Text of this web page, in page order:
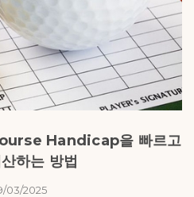
Handicap을 빠르고
하는 방법
03/2025